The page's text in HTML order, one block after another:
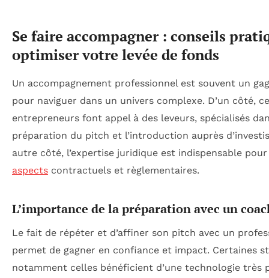
Se faire accompagner : conseils
optimiser votre levée de fonds
Un accompagnement professionnel est souvent un
pour naviguer dans un univers complexe. D’un côté,
entrepreneurs font appel à des leveurs, spécialisés
préparation du pitch et l’introduction auprès
autre côté, l’expertise juridique est indispensable
aspects contractuels et règlementaires.
L’importance de la préparation avec un
Le fait de répéter et d’affiner son pitch avec un
permet de gagner en confiance et impact. Certaines
notamment celles bénéficient d’une technologie très